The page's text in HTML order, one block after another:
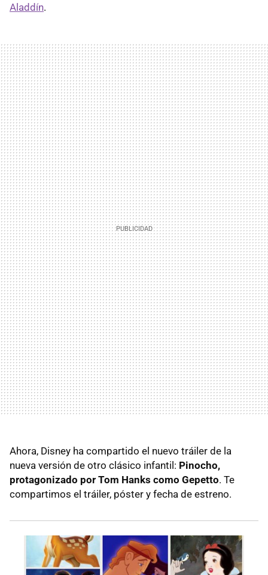
Aladdín.
Ahora, Disney ha compartido el nuevo tráiler de la
nueva versión de otro clásico infantil: Pinocho,
protagonizado por Tom Hanks como Gepetto. Te
compartimos el tráiler, póster y fecha de estreno.